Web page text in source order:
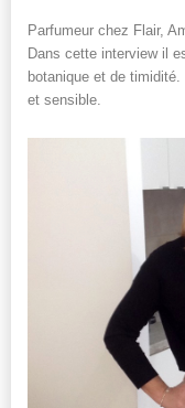
Parfumeur chez Flair,
Dans cette interview il
botanique et de
et sensible.